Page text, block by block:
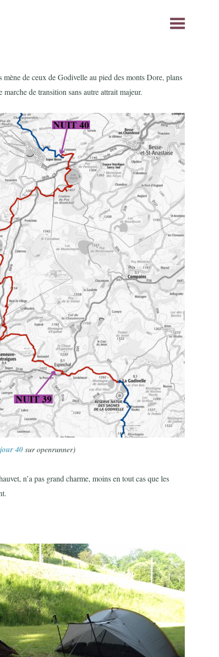
de ceux de Godivelle au pied des monts Dore, plans
marche de transition sans autre attrait majeur.
40sur openrunner)
n’a pas grand charme, moins en tout cas que les